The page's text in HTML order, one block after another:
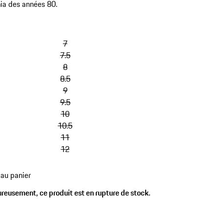
des années 80.
7
7.5
8
8.5
9
9.5
10
10.5
11
12
panier
ce produit est en rupture de stock.